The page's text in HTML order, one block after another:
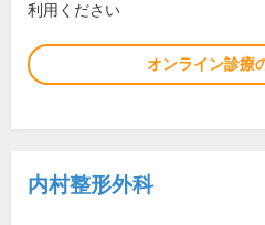
利用ください
オンライン診療
内村整形外科